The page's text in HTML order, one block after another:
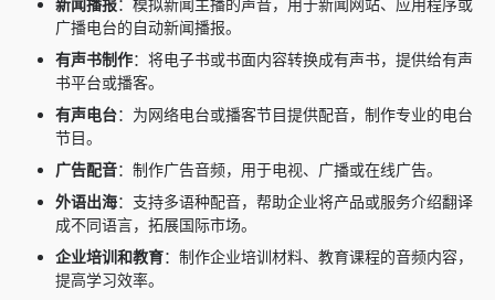
广播电台的自动新闻播报。
有声书制作：将电子书或书面内容转换成有声书，提供给有声
书平台或播客。
有声电台：为网络电台或播客节目提供配音，制作专业的电台
节目。
广告配音：制作广告音频，用于电视、广播或在线广告。
外语出海：支持多语种配音，帮助企业将产品或服务介绍翻译
成不同语言，拓展国际市场。
企业培训和教育：制作企业培训材料、教育课程的音频内容，
提高学习效率。